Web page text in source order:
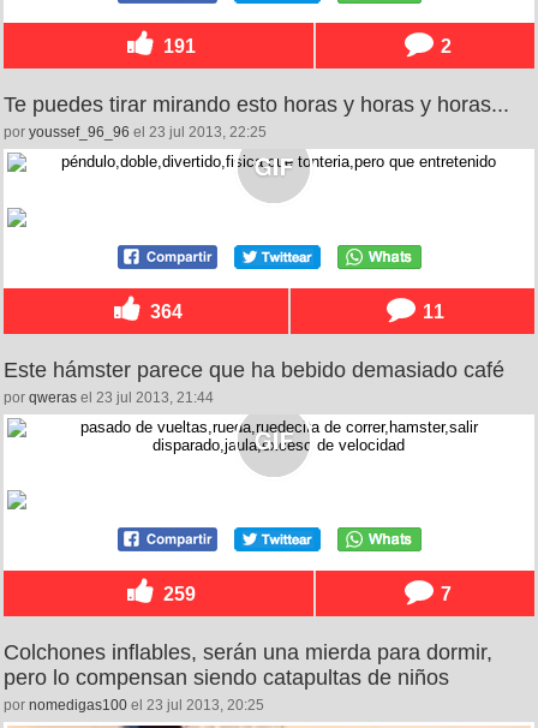
191 2
Te puedes tirar mirando esto horas y horas y horas...
por youssef_96_96 el 23 jul 2013, 22:25
364 11
Este hámster parece que ha bebido demasiado café
por qweras el 23 jul 2013, 21:44
259 7
Colchones inflables, serán una mierda para dormir,
pero lo compensan siendo catapultas de niños
por nomedigas100 el 23 jul 2013, 20:25